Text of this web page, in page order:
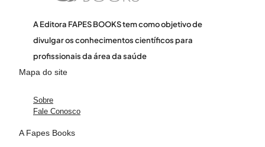
A Editora FAPES BOOKS tem como objetivo de
divulgar os conhecimentos científicos para
profissionais da área da saúde
Mapa do site
Sobre
Fale Conosco
A Fapes Books